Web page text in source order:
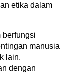
etika dalam
berfungsi
manusia
lain.
dengan